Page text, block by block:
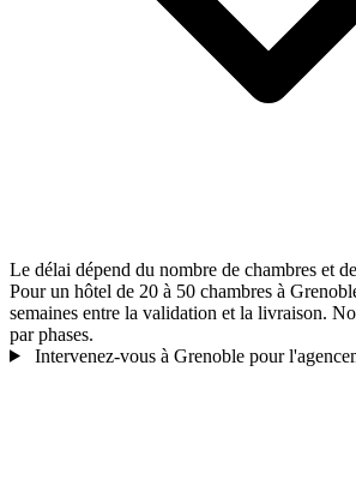
Le délai dépend du nombre de chambres et
Pour un hôtel de 20 à 50 chambres à
semaines entre la validation et la livraison.
par phases.
Intervenez-vous à Grenoble pour